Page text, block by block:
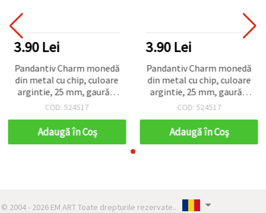
3.90 Lei
Pandantiv Charm monedă
din metal cu chip, culoare
argintie, 25 mm, gaură 2
mm – set 10 bucăți
COD: 524517
Adaugă în Coş
3.90 Lei
Pandantiv Charm monedă
din metal cu chip, culoare
argintie, 25 mm, gaură 2
mm – set 10 bucăți
COD: 524517
Adaugă în Coş
© 2004 - 2026 EM ART Toate drepturile rezervate..